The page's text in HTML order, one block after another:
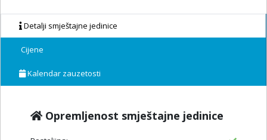
Detalji smještajne jedinice
Cijene
Kalendar zauzetosti
Opremljenost smještajne jedinice